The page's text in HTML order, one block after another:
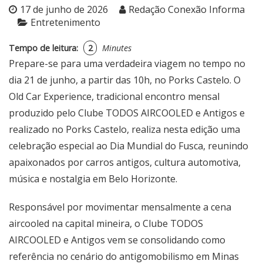
17 de junho de 2026
Redação Conexão Informa
Entretenimento
Tempo de leitura: 2 Minutes
Prepare-se para uma verdadeira viagem no tempo no
dia 21 de junho, a partir das 10h, no Porks Castelo. O
Old Car Experience, tradicional encontro mensal
produzido pelo Clube TODOS AIRCOOLED e Antigos e
realizado no Porks Castelo, realiza nesta edição uma
celebração especial ao Dia Mundial do Fusca, reunindo
apaixonados por carros antigos, cultura automotiva,
música e nostalgia em Belo Horizonte.
Responsável por movimentar mensalmente a cena
aircooled na capital mineira, o Clube TODOS
AIRCOOLED e Antigos vem se consolidando como
referência no cenário do antigomobilismo em Minas